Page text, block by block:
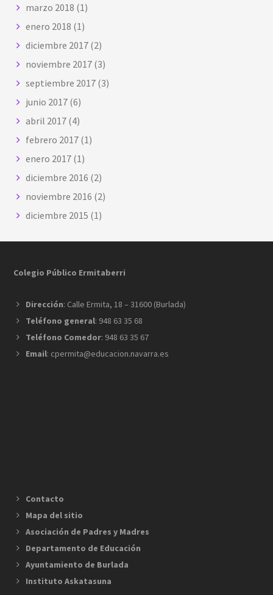
marzo 2018 (1)
enero 2018 (1)
diciembre 2017 (2)
noviembre 2017 (3)
septiembre 2017 (3)
junio 2017 (6)
abril 2017 (4)
febrero 2017 (1)
enero 2017 (1)
diciembre 2016 (2)
noviembre 2016 (2)
diciembre 2015 (1)
Footer
Colegio Público Ermitaberri
Dirección: Calle Ermita, 18 – 31600 (Burlada)
Teléfono general: 948 63 35 68
Teléfono Comedor: 948 63 35 67
Email: cpermita@educacion.navarra.es
Contacto
Mapa del sitio
Asociación de Padres y Madres
Departamento de Educación
Ayuntamiento de Burlada
Instituto Askatasuna